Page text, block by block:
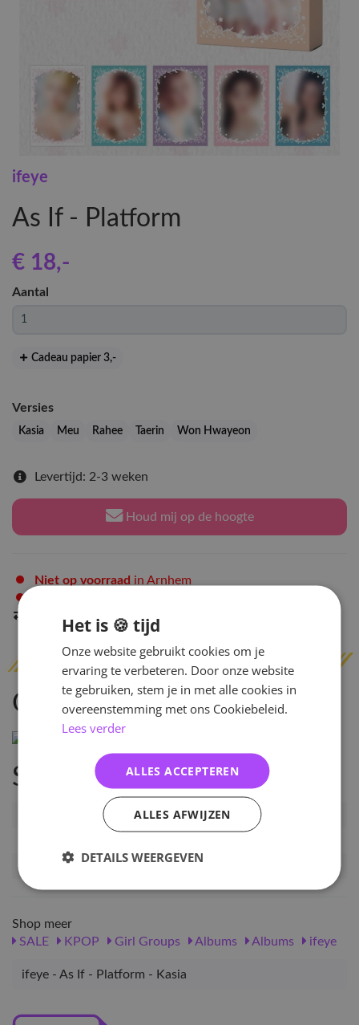
ifeye
As If - Platform
€ 18,-
Aantal
Cadeau papier 3,-
Versies
Kasia Meu Rahee Taerin Won Hwayeon
Levertijd: 2-3 weken
Houd mij op de hoogte
Niet op voorraad in Arnhem
Indien op voorraad
Omschrijving
Specificaties
Artikelnummer
IE-AI-PF-KS
Release datum
16-04-2026
Shop meer
SALE
KPOP Girl Groups Albums Albums ifeye
ifeye - As If - Platform - Kasia
Het is 🍪 tijd
Onze website gebruikt cookies om je
ervaring te verbeteren. Door onze website
te gebruiken, stem je in met alle cookies in
overeenstemming met ons Cookiebeleid.
Lees verder
ALLES ACCEPTEREN
ALLES AFWIJZEN
DETAILS WEERGEVEN